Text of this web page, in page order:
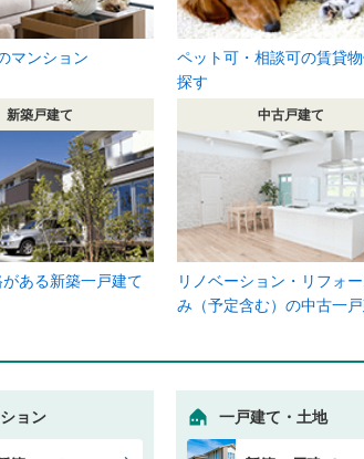
マンション
ペット可・相談可の賃貸
探す
新築戸建て
ある新築一戸建て
中古戸建て
リノベーション・リフォ
み（予定含む）の中古一
ョン 一戸建て・土地